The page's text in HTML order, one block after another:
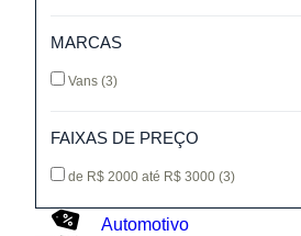
MARCAS
Vans (3)
FAIXAS DE PREÇO
de R$ 2000 até R$ 3000 (3)
Automotivo